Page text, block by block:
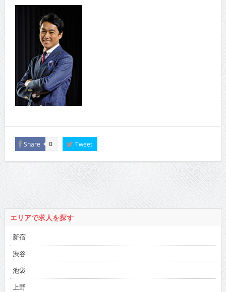
Share 0 Tweet
エリアで求人を探す
新宿
渋谷
池袋
上野